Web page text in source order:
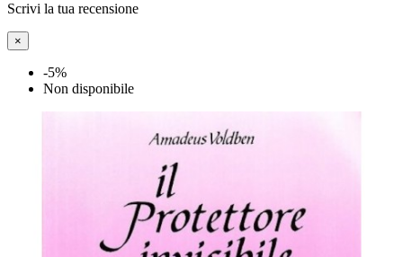
Scrivi la tua recensione
×
-5%
Non disponibile